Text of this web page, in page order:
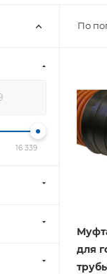
По
для
16 339